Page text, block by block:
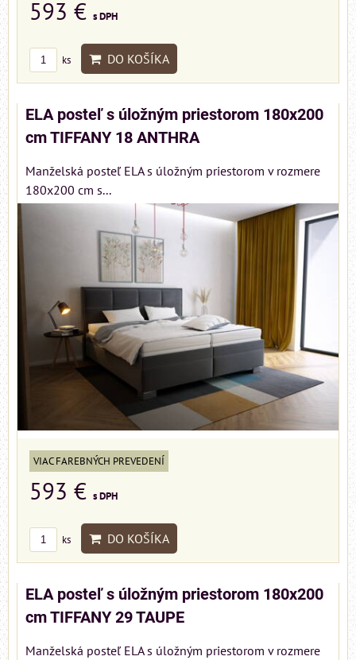
593 € s DPH
ks DO KOŠÍKA
ELA posteľ s úložným priestorom 180x200
cm TIFFANY 18 ANTHRA
Manželská posteľ ELA s úložným priestorom v rozmere
180x200 cm s...
VIAC FAREBNÝCH PREVEDENÍ
593 € s DPH
ks DO KOŠÍKA
ELA posteľ s úložným priestorom 180x200
cm TIFFANY 29 TAUPE
Manželská posteľ ELA s úložným priestorom v rozmere